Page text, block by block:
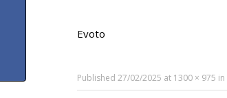
Evoto
Published 27/02/2025 at 1300 × 975 in